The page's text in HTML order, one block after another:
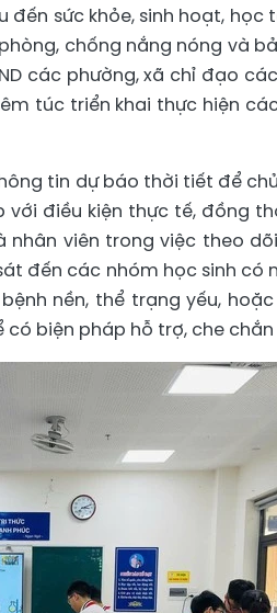
sức khỏe, sinh hoạt, học
chống nắng nóng và
các phường, xã chỉ đạo
túc triển khai thực hiện
tin dự báo thời tiết để
điều kiện thực tế, đồng
viên trong việc theo
đến các nhóm học sinh có
nền, thể trạng yếu,
biện pháp hỗ trợ, che chắn